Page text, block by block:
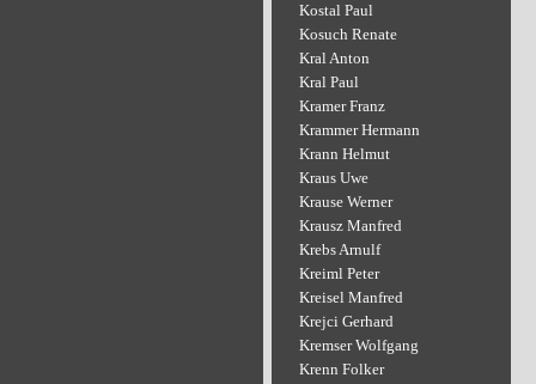
Kostal Paul
Kosuch Renate
Kral Anton
Kral Paul
Kramer Franz
Krammer Hermann
Krann Helmut
Kraus Uwe
Krause Werner
Krausz Manfred
Krebs Arnulf
Kreiml Peter
Kreisel Manfred
Krejci Gerhard
Kremser Wolfgang
Krenn Folker